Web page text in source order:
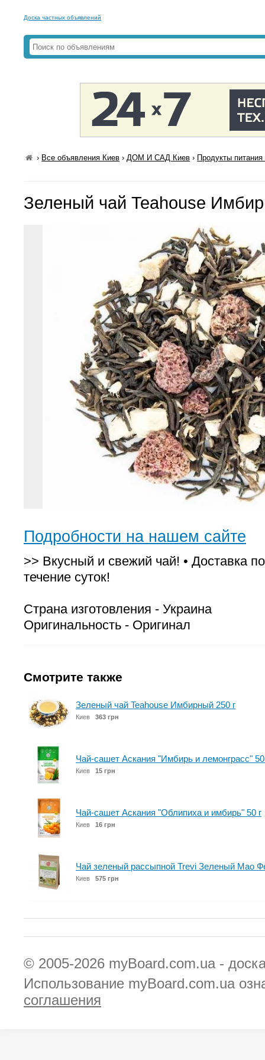
Доска частных объявлений
› Все объявления Киев ›ДОМ И САД Киев › Продукты
Зеленый чай Teahouse
Подробности на нашем сайте
>> Вкусный и свежий чай! • Доставка
течение суток!
Страна изготовления - Украина
Оригинальность - Оригинал
Смотрите также
Зеленый чай Teahouse Имбирный 250 г
Киев 363 грн
Чай-сашет Аскания "Имбирь и лемонграсс" 50
Киев 15 грн
Чай-сашет Аскания "Облипиха и имбирь" 50 г
Киев 16 грн
Чай зеленый рассыпной Trevi Зеленый Мао
Киев 575 грн
© 2005-2026 myBoard.com.ua -
Использование myBoard.com.ua
соглашения